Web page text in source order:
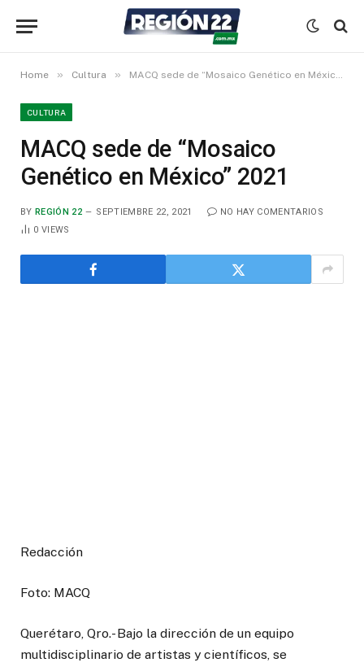
Home » Cultura » MACQ sede de “Mosaico Genético en México” 2021
CULTURA
MACQ sede de “Mosaico
Genético en México” 2021
BY REGIÓN 22 SEPTIEMBRE 22, 2021
NO HAY COMENTARIOS
0VIEWS
Redacción
Foto: MACQ
Querétaro, Qro.- Bajo la dirección de un equipo
multidisciplinario de artistas y científicos, se